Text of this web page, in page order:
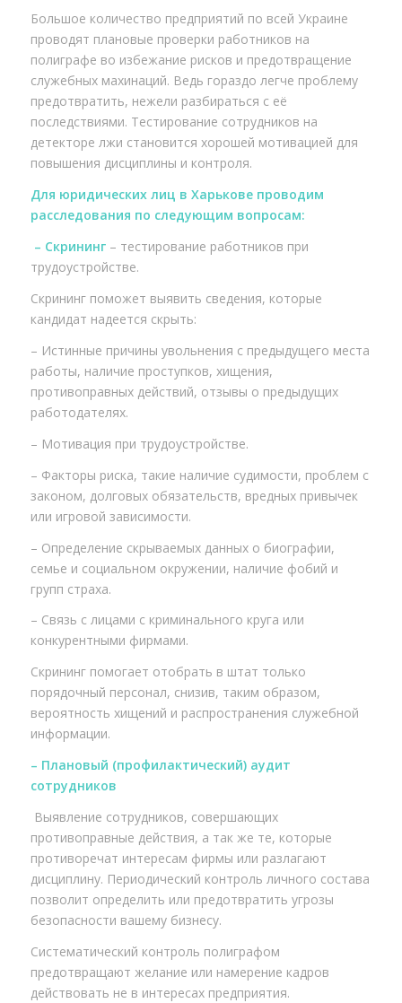
Большое количество предприятий по всей Украине
проводят плановые проверки работников на
полиграфе во избежание рисков и предотвращение
служебных махинаций. Ведь гораздо легче проблему
предотвратить, нежели разбираться с её
последствиями. Тестирование сотрудников на
детекторе лжи становится хорошей мотивацией для
повышения дисциплины и контроля.
Для юридических лиц в Харькове проводим
расследования по следующим вопросам:
– Скрининг– тестирование работников при
трудоустройстве.
Скрининг поможет выявить сведения, которые
кандидат надеется скрыть:
– Истинные причины увольнения с предыдущего места
работы, наличие проступков, хищения,
противоправных действий, отзывы о предыдущих
работодателях.
– Мотивация при трудоустройстве.
– Факторы риска, такие наличие судимости, проблем с
законом, долговых обязательств, вредных привычек
или игровой зависимости.
– Определение скрываемых данных о биографии,
семье и социальном окружении, наличие фобий и
групп страха.
– Связь с лицами с криминального круга или
конкурентными фирмами.
Скрининг помогает отобрать в штат только
порядочный персонал, снизив, таким образом,
вероятность хищений и распространения служебной
информации.
– Плановый (профилактический) аудит
сотрудников
Выявление сотрудников, совершающих
противоправные действия, а так же те, которые
противоречат интересам фирмы или разлагают
дисциплину. Периодический контроль личного состава
позволит определить или предотвратить угрозы
безопасности вашему бизнесу.
Систематический контроль полиграфом
предотвращают желание или намерение кадров
действовать не в интересах предприятия.